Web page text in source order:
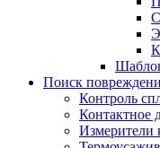
Поиск
Контроль
Контактное
Измерители